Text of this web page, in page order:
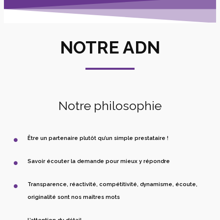
NOTRE ADN
Notre philosophie
Être un partenaire plutôt qu’un simple prestataire !
Savoir écouter la demande pour mieux y répondre
Transparence, réactivité, compétitivité, dynamisme, écoute,
originalité sont nos maîtres mots